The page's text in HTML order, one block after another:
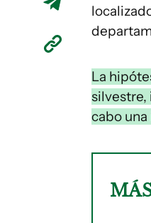
La
silvestre,
cabo